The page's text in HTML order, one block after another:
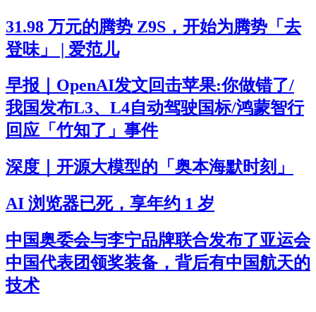
31.98 万元的腾势 Z9S，开始为腾势「去
登味」 | 爱范儿
早报｜OpenAI发文回击苹果:你做错了/
我国发布L3、L4自动驾驶国标/鸿蒙智行
回应「竹知了」事件
深度｜开源大模型的「奥本海默时刻」
AI 浏览器已死，享年约 1 岁
中国奥委会与李宁品牌联合发布了亚运会
中国代表团领奖装备，背后有中国航天的
技术